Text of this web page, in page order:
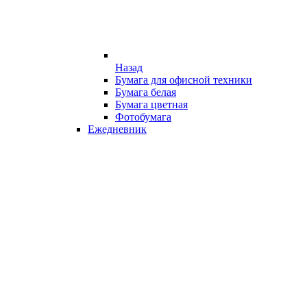
Назад
Бумага для офисной техники
Бумага белая
Бумага цветная
Фотобумага
Ежедневник